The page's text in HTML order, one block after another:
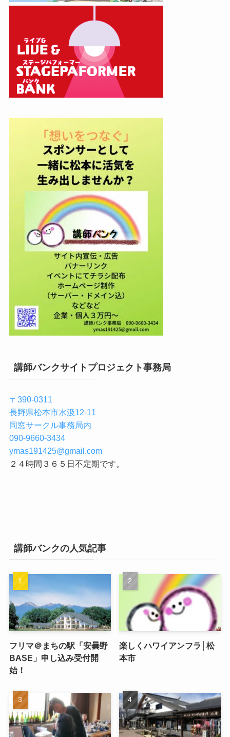
講師バンクサイトプロジェクト事務局
〒390-0311
長野県松本市水汲12-11
同窓サークル事務局内
090-9660-3434
ymas191425@gmail.com
２４時間３６５日不定期です。
講師バンクの人気記事
フリマ＠まちの駅「安曇野
BASE」申し込み受付開
始！
楽しくハワイアンフラ│松
本市